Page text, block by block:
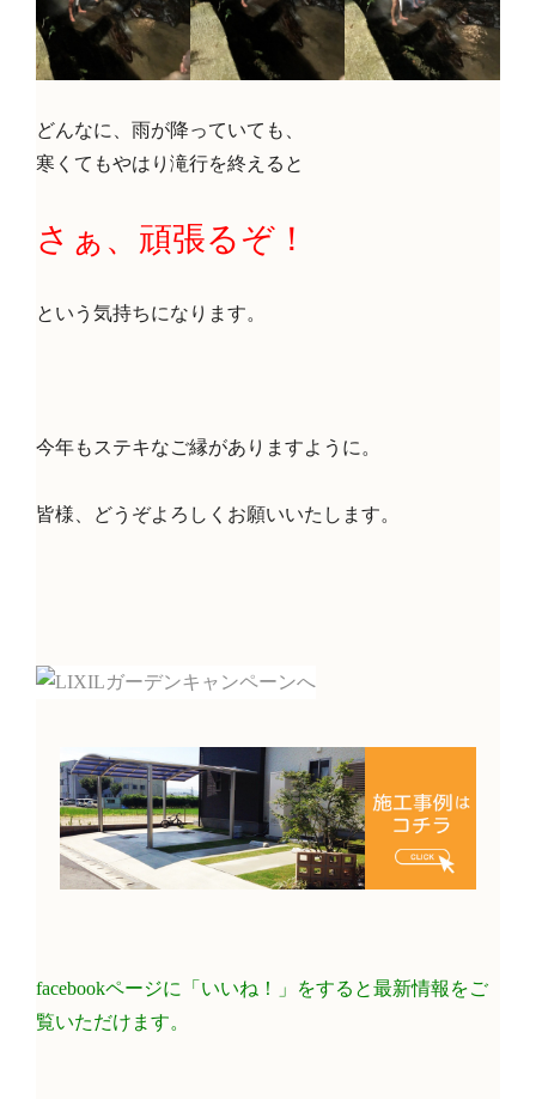
どんなに、雨が降っていても、
寒くてもやはり滝行を終えると
さぁ、頑張るぞ！
という気持ちになります。
今年もステキなご縁がありますように。
皆様、どうぞよろしくお願いいたします。
facebookページに「いいね！」をすると最新情報をご
覧いただけます。